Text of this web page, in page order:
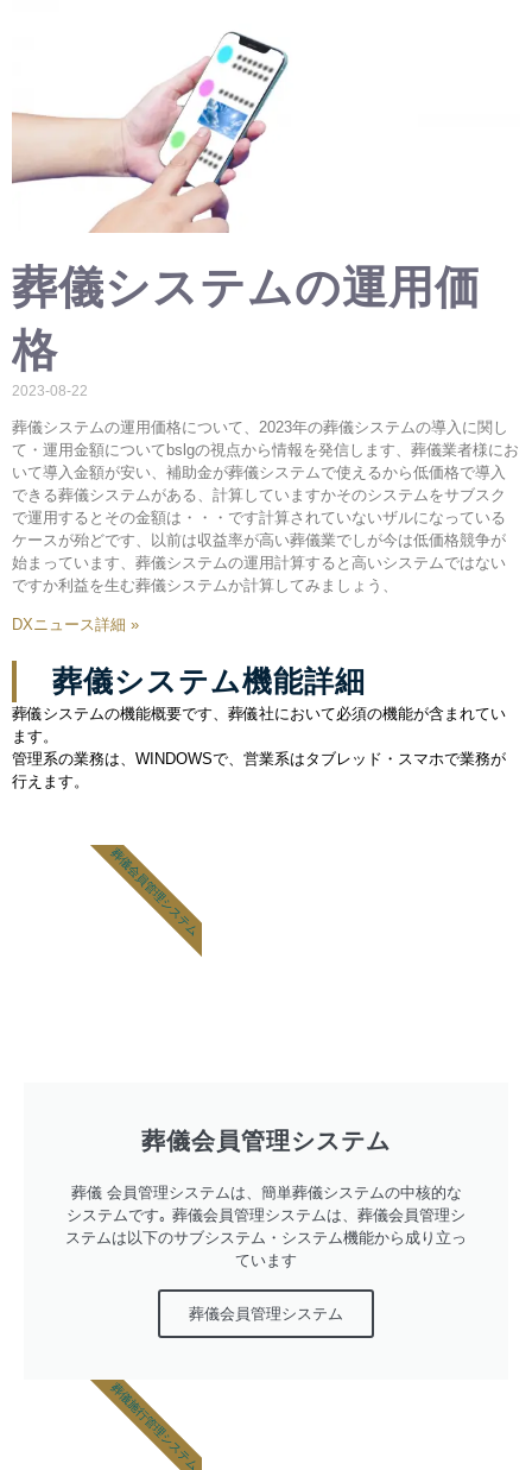
葬儀システムの運用価
格
2023-08-22
葬儀システムの運用価格について、2023年の葬儀システムの導入に関し
て・運用金額についてbslgの視点から情報を発信します、葬儀業者様にお
いて導入金額が安い、補助金が葬儀システムで使えるから低価格で導入
できる葬儀システムがある、計算していますかそのシステムをサブスク
で運用するとその金額は・・・です計算されていないザルになっている
ケースが殆どです、以前は収益率が高い葬儀業でしが今は低価格競争が
始まっています、葬儀システムの運用計算すると高いシステムではない
ですか利益を生む葬儀システムか計算してみましょう、
DXニュース詳細 »
葬儀システム機能詳細
葬儀システムの機能概要です、葬儀社において必須の機能が含まれてい
ます。
管理系の業務は、WINDOWSで、営業系はタブレッド・スマホで業務が
行えます。
葬儀会員管理システム
葬儀 会員管理システムは、簡単葬儀システムの中核的な
システムです｡ 葬儀会員管理システムは、葬儀会員管理シ
ステムは以下のサブシステム・システム機能から成り立っ
ています
葬儀会員管理システム
葬儀会員管理システム
葬儀施行管理システム